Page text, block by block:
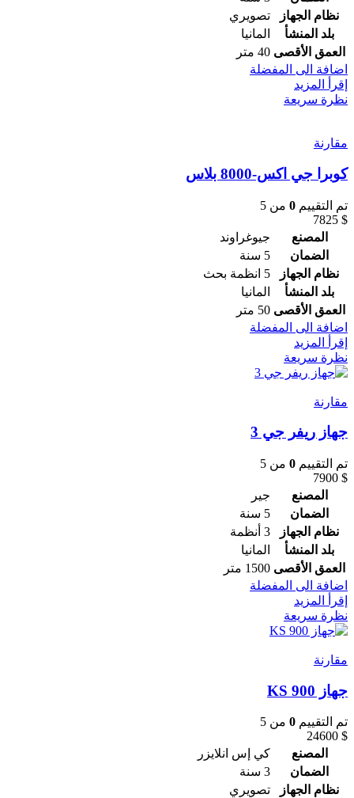
نظام الجهاز
تصويري
بلد المنشأ
المانيا
العمق الأقصى 40 متر
اضافة الى المفضلة
إقرأ المزيد
نظرة سريعة
مقارنة
كوبرا جي اكس-8000 بلاس
تم التقييم 0 من 5
7825 $
المصنع
جيوغراوند
الضمان
5 سنة
نظام الجهاز
5 انظمة بحث
بلد المنشأ
المانيا
العمق الأقصى 50 متر
اضافة الى المفضلة
إقرأ المزيد
نظرة سريعة
مقارنة
جهاز ريفر جي 3
تم التقييم 0 من 5
7900 $
المصنع
جير
الضمان
5 سنة
نظام الجهاز
3 أنظمة
بلد المنشأ
المانيا
العمق الأقصى 1500 متر
اضافة الى المفضلة
إقرأ المزيد
نظرة سريعة
مقارنة
جهاز KS 900
تم التقييم 0 من 5
24600 $
المصنع
كي إس انلايزر
الضمان
3 سنة
نظام الجهاز
تصويري